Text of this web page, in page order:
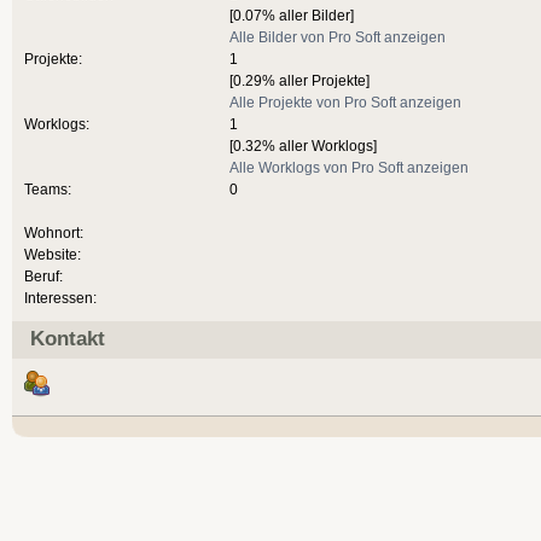
Projekte:
Worklogs:
Teams:
Wohnort:
Website:
Beruf:
Interessen:
[0.07% aller Bilder]
Alle Bilder von Pro Soft anzeigen
1
[0.29% aller Projekte]
Alle Projekte von Pro Soft anzeigen
1
[0.32% aller Worklogs]
Alle Worklogs von Pro Soft anzeigen
0
Kontakt